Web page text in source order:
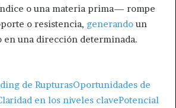
o una materia prima— rompe
o resistencia, generando un
una dirección determinada.
de RupturasOportunidades de
en los niveles clavePotencial